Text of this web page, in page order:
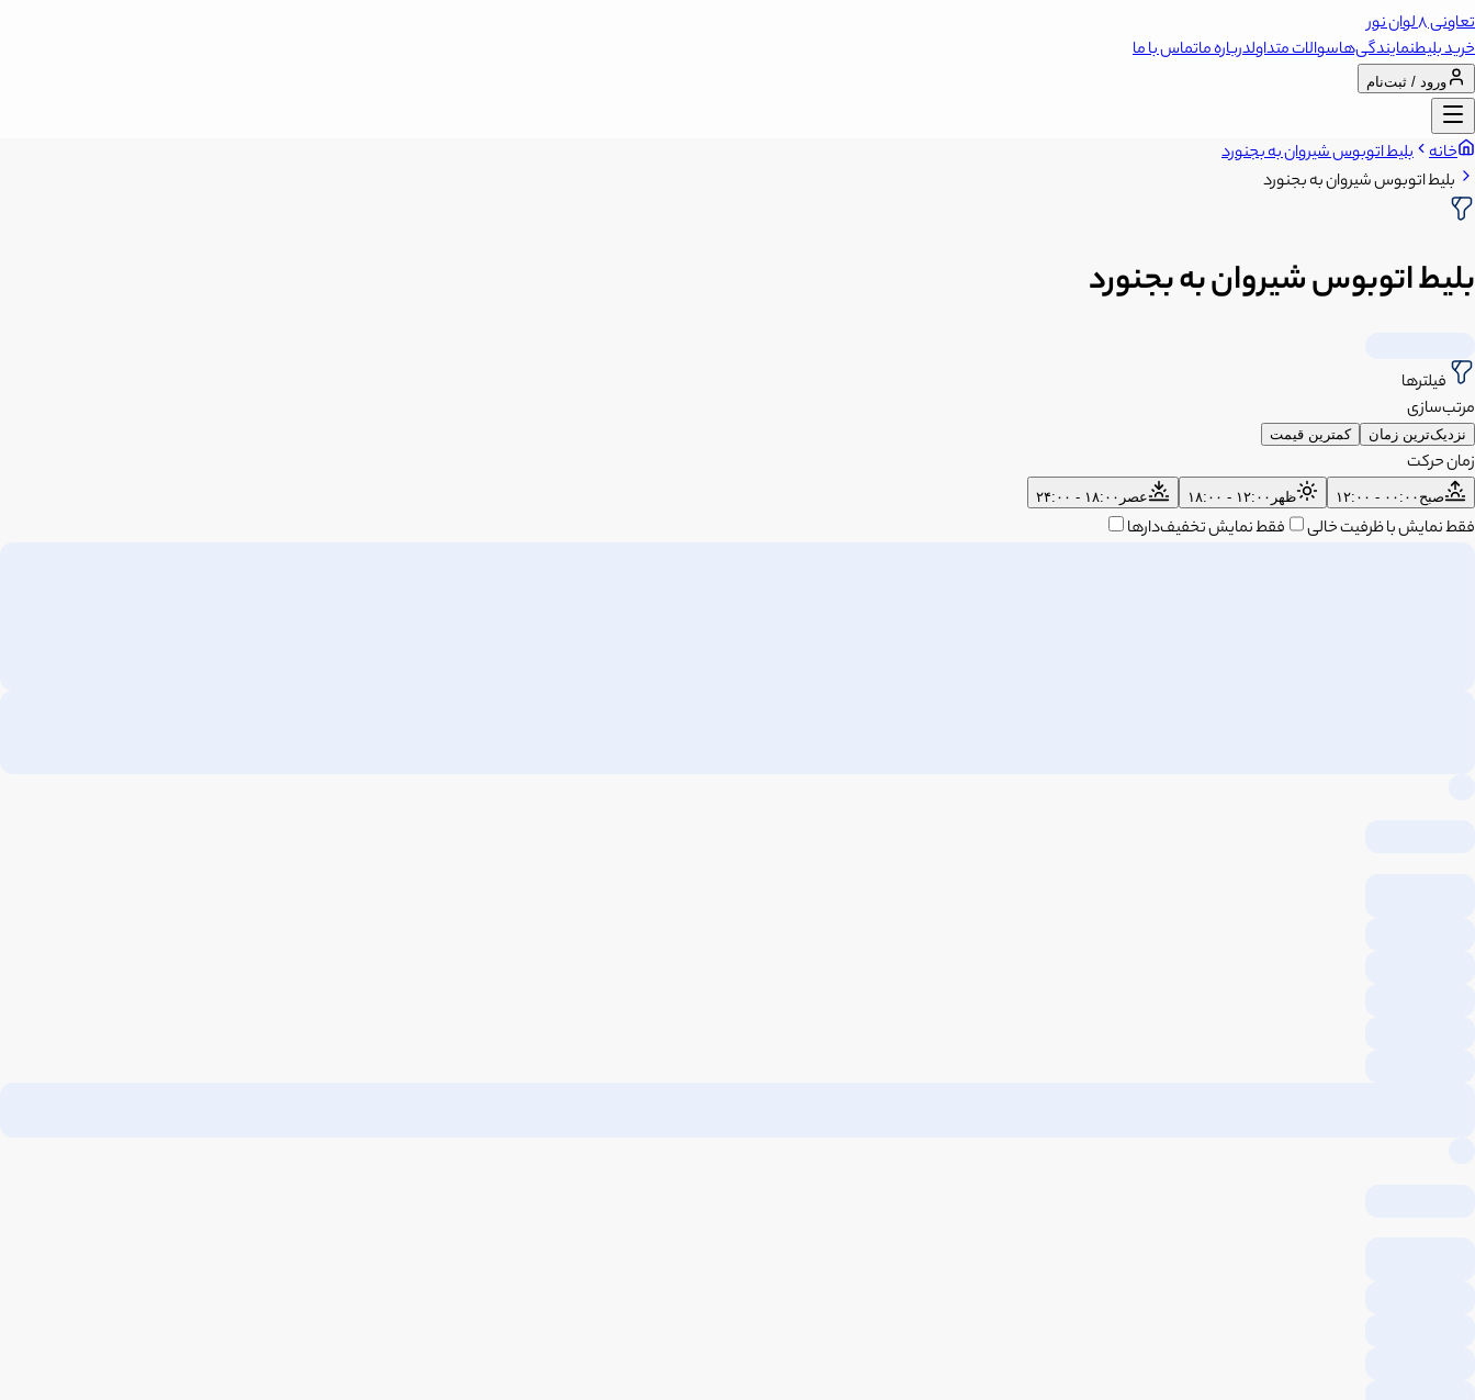
تعاونی 8 لوان نور
خرید بلیطنمایندگی‌هاسوالات متداولدرباره ماتماس با ما
ورود / ثبت‌نام
خانه بلیط اتوبوس شیروان به بجنورد
بلیط اتوبوس شیروان به بجنورد
بلیط اتوبوس شیروان به بجنورد
فیلترها
مرتب‌سازی
نزدیک‌ترین زمان کمترین قیمت
زمان حرکت
صبح ۰۰:۰۰ - ۱۲:۰۰ ظهر ۱۲:۰۰ - ۱۸:۰۰ عصر ۱۸:۰۰ - ۲۴:۰۰
فقط نمایش با ظرفیت خالی فقط نمایش تخفیف‌دارها